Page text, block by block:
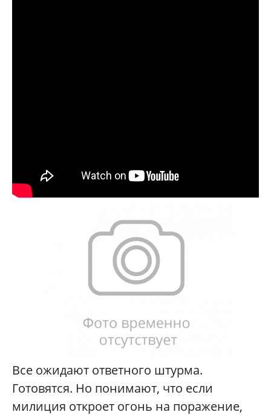
Все ожидают ответного штурма.
Готовятся. Но понимают, что если
милиция откроет огонь на поражение,